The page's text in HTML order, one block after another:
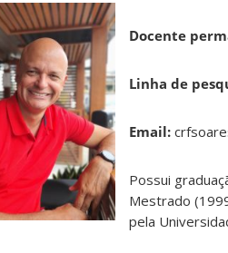
Docente
Linha de
Email:
Possui
Mestrado
pela